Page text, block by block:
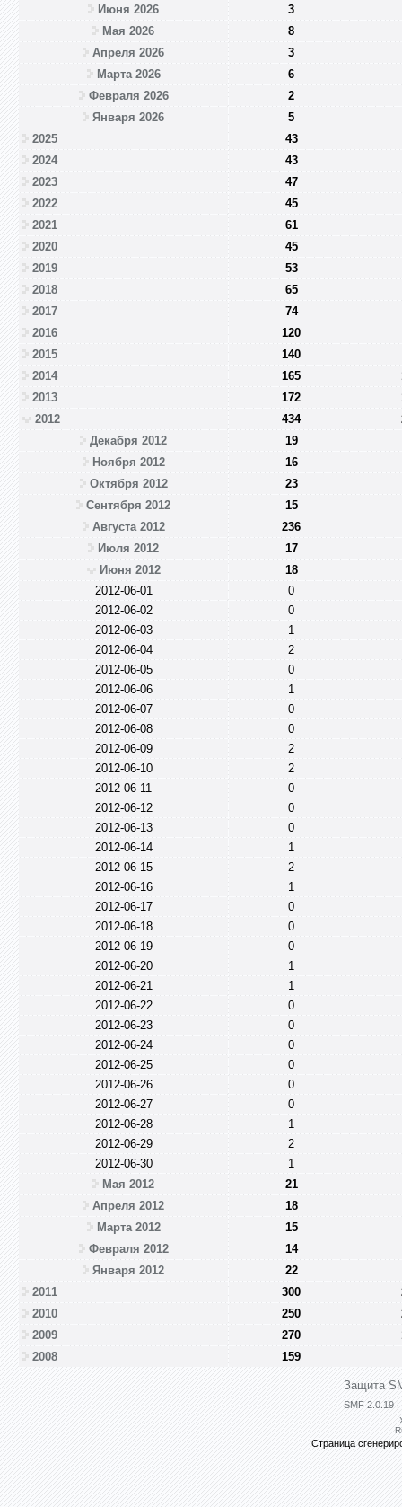
Июня 2026
3
Мая 2026
8
Апреля 2026
3
Марта 2026
6
Февраля 2026
2
Января 2026
5
2025
43
2024
43
2023
47
2022
45
2021
61
2020
45
2019
53
2018
65
2017
74
2016
120
2015
140
2014
165
2013
172
2012
434
Декабря 2012
19
Ноября 2012
16
Октября 2012
23
Сентября 2012
15
Августа 2012
236
Июля 2012
17
Июня 2012
18
2012-06-01
0
2012-06-02
0
2012-06-03
1
2012-06-04
2
2012-06-05
0
2012-06-06
1
2012-06-07
0
2012-06-08
0
2012-06-09
2
2012-06-10
2
2012-06-11
0
2012-06-12
0
2012-06-13
0
2012-06-14
1
2012-06-15
2
2012-06-16
1
2012-06-17
0
2012-06-18
0
2012-06-19
0
2012-06-20
1
2012-06-21
1
2012-06-22
0
2012-06-23
0
2012-06-24
0
2012-06-25
0
2012-06-26
0
2012-06-27
0
2012-06-28
1
2012-06-29
2
2012-06-30
1
Мая 2012
21
Апреля 2012
18
Марта 2012
15
Февраля 2012
14
Января 2012
22
2011
300
2010
250
2009
270
2008
159
Защита
SMF 2.0.19 |
Страница